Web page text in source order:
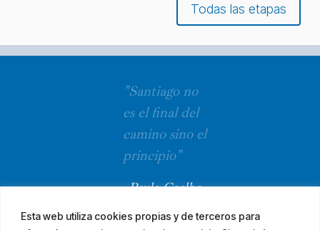
Esta web utiliza cookies propias y de terceros para
Todas las etapas
"Santiago no
es el final del
camino sino el
principio"
Paulo Coelho